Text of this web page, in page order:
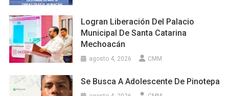
Logran Liberación Del Palacio
Municipal De Santa Catarina
Mechoacán
agosto 4, 2026 CMM
Se Busca A Adolescente De Pinotepa